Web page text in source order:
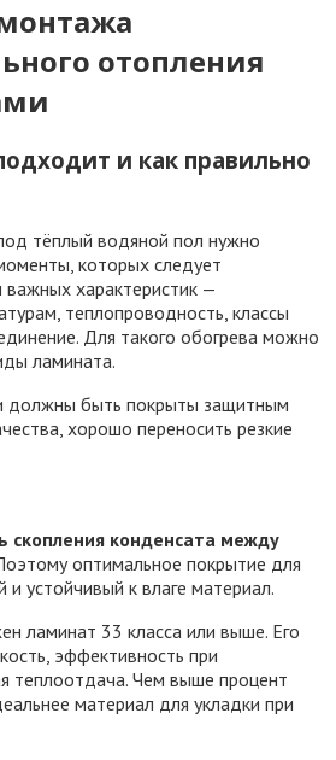
отопления
и как правильно
тёплый водяной пол нужно
которых следует
характеристик —
теплопроводность, классы
Для такого обогрева можно
ламината.
должны быть покрыты защитным
хорошо переносить резкие
скопления конденсата между
оптимальное покрытие для
устойчивый к влаге материал.
ламинат 33 класса или выше. Его
эффективность при
теплоотдача. Чем выше процент
материал для укладки при